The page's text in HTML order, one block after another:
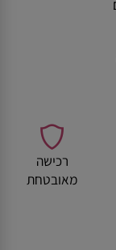
רכישה